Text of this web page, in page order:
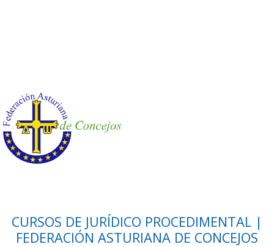
CURSOS DE JURÍDICO PROCEDIMENTAL |
FEDERACIÓN ASTURIANA DE CONCEJOS